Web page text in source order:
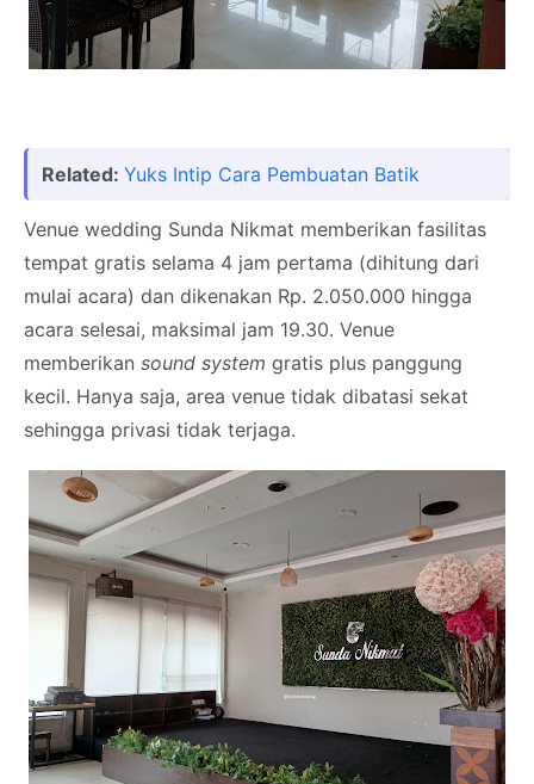
Related: Yuks Intip Cara Pembuatan Batik
Venue wedding Sunda Nikmat memberikan fasilitas
tempat gratis selama 4 jam pertama (dihitung dari
mulai acara) dan dikenakan Rp. 2.050.000 hingga
acara selesai, maksimal jam 19.30. Venue
memberikan sound system gratis plus panggung
kecil. Hanya saja, area venue tidak dibatasi sekat
sehingga privasi tidak terjaga.